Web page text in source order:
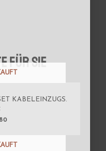
für Sie
KABELEINZUGS.